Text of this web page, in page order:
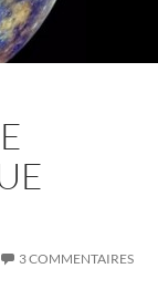
3 COMMENTAIRES